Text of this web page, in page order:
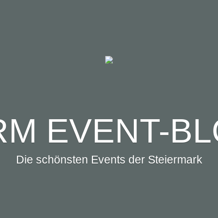
EVENT-
Die schönsten Events der Steiermark